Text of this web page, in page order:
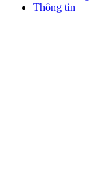
Thông tin